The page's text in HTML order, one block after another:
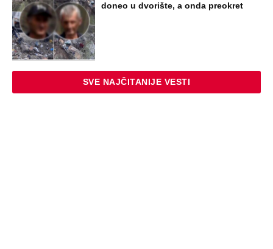
doneo u dvorište, a onda preokret
SVE NAJČITANIJE VESTI